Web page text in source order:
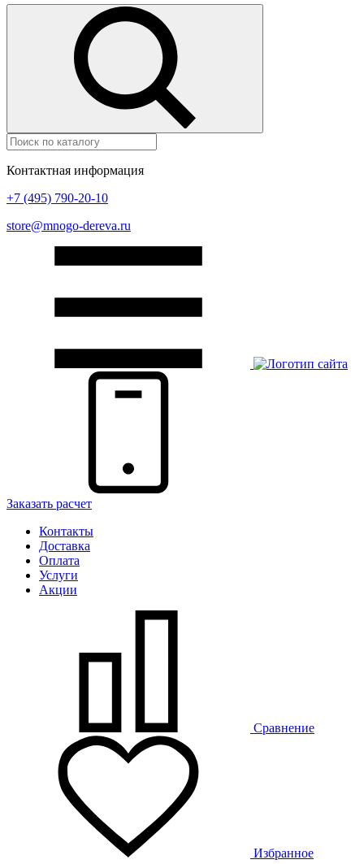
Контактная информация
+7 (495) 790-20-10
store@mnogo-dereva.ru
Заказать расчет
Контакты
Доставка
Оплата
Услуги
Акции
Сравнение
Избранное